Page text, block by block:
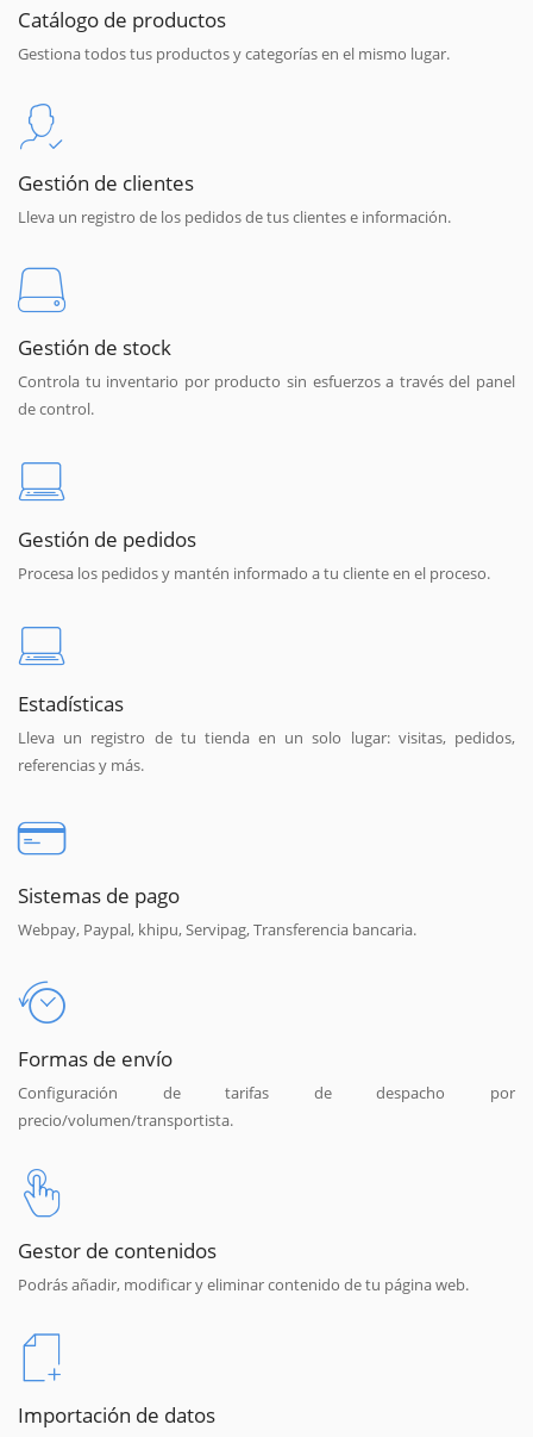
Catálogo de productos
Gestiona todos tus productos y categorías en el mismo lugar.
Gestión de clientes
Lleva un registro de los pedidos de tus clientes e información.
Gestión de stock
Controla tu inventario por producto sin esfuerzos a través del panel
de control.
Gestión de pedidos
Procesa los pedidos y mantén informado a tu cliente en el proceso.
Estadísticas
Lleva un registro de tu tienda en un solo lugar: visitas, pedidos,
referencias y más.
Sistemas de pago
Webpay, Paypal, khipu, Servipag, Transferencia bancaria.
Formas de envío
Configuración de tarifas de despacho por
precio/volumen/transportista.
Gestor de contenidos
Podrás añadir, modificar y eliminar contenido de tu página web.
Importación de datos